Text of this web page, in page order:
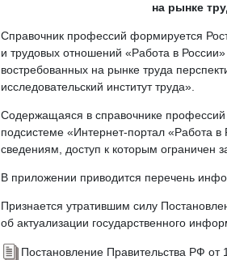
на рынке
Справочник профессий формируется
и трудовых отношений «Работа в
востребованных на рынке труда
исследовательский институт труда».
Содержащаяся в справочнике
подсистеме «Интернет-портал «Работа
сведениям, доступ к которым ограничен
В приложении приводится перечень
Признается утратившим силу
об актуализации государственного
Постановление Правительства РФ